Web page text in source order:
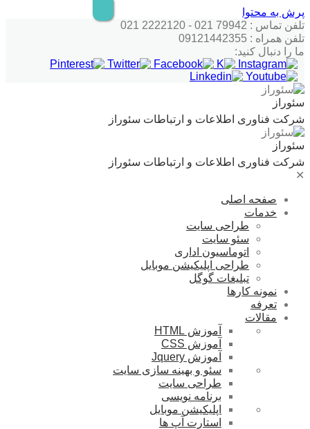
پرش به محتوا
تلفن تماس : 79942 021 - 2222120 021
تلفن همراه : 09121442355
ما را دنبال کنید:
سئوراز
شرکت فناوری اطلاعات و ارتباطات سئوراز
سئوراز
شرکت فناوری اطلاعات و ارتباطات سئوراز
✕
صفحه اصلی
خدمات
طراحی سایت
سئو سایت
اتوماسیون اداری
طراحی اپلیکیشن موبایل
تبلیغات گوگل
نمونه کارها
تعرفه
مقالات
آموزش HTML
آموزش CSS
آموزش Jquery
سئو و بهینه سازی سایت
طراحی سایت
برنامه نویسی
اپلیکیشن موبایل
استارت آپ ها